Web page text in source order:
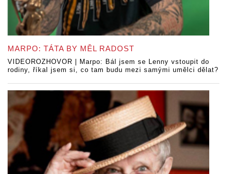
MARPO: TÁTA BY MĚL RADOST
VIDEOROZHOVOR | Marpo: Bál jsem se Lenny vstoupit do
rodiny, říkal jsem si, co tam budu mezi samými umělci dělat?